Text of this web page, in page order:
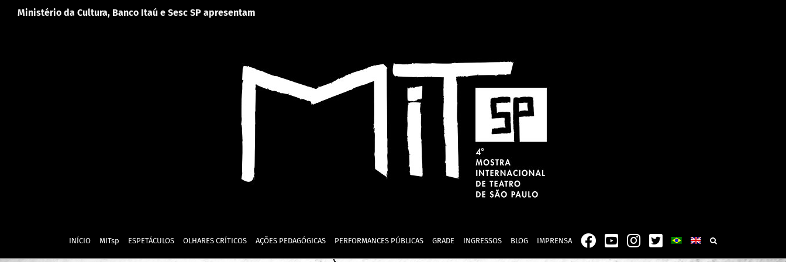
Ministério da Cultura, Banco Itaú e Sesc SP apresentam
INÍCIO MITsp ESPETÁCULOS OLHARES CRÍTICOS AÇÕES PEDAGÓGICAS PERFORMANCES PÚBLICAS GRADE INGRESSOS BLOG IMPRENSA